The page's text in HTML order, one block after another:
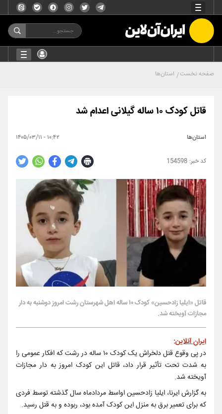
صفحه نخست استان‌ها
قاتل کودک ۱۰ ساله گیلانی اعدام شد
استان‌ها ۱۰:۴۲ - ۱۴۰۵/۰۳/۱۱
154598
قاتل «ایلیا زادحسین» کودک ۱۰ ساله اهل شهرستان رشت امروز دوشنبه به دار
مجازات آویخته شد.
ایران آنلاین:
در پی وقوع قتل دلخراش یک کودک ۱۰ ساله در رشت که افکار عمومی را
به شدت تحت تأثیر قرار داد، قاتل این کودک امروز به دار مجازات
آویخته شد.
به گزارش ایرنا، ایلیا زادحسین اواسط مردادماه سال گذشته توسط فردی
که برای تعمیر برق به منزل این کودک آمده بود، ربوده و به قتل رسید.